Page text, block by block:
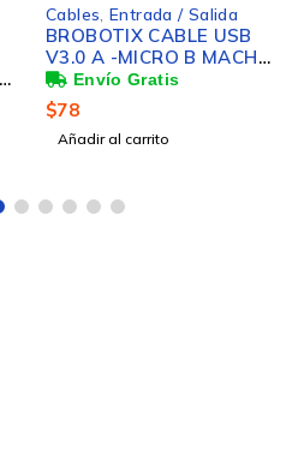
Cables Entrada / Salida
BROBOTIX CABLE USB
V3.0 A -MICRO B MACHO
60 CENTIMETROS
COLOR AZUL - HDD
Disco Duro Cable
Impresora Notebook
Macho a 1 Conector
$78
Añadir al carrito